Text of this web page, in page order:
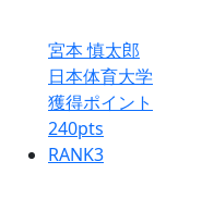
宮本 慎太郎
日本体育大学
獲得ポイント
240pts
RANK3